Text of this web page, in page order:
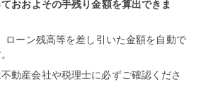
おおよその手残り金額を算出できま
ローン残高等を差し引いた金額を自動で
動産会社や税理士に必ずご確認くださ